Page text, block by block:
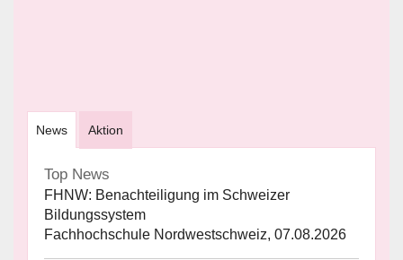
News Aktion
Top News
FHNW: Benachteiligung im Schweizer
Bildungssystem
Fachhochschule Nordwestschweiz, 07.08.2026